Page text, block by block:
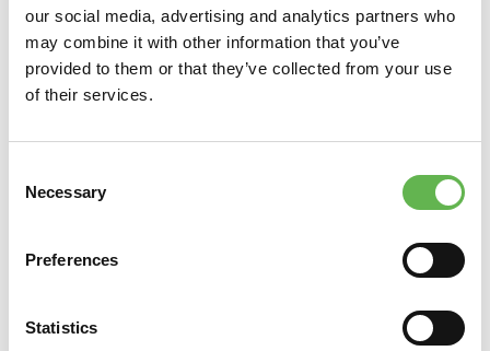
our social media, advertising and analytics partners who
may combine it with other information that you’ve
provided to them or that they’ve collected from your use
of their services.
Selection
Necessary
Preferences
Statistics
Fax
Email
E-Mail per sped. Fattura (PDF)
Codice SDI